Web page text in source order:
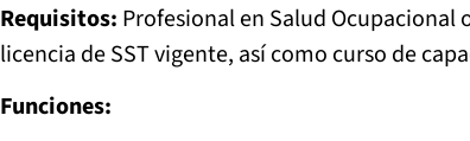
Requisitos: Profesional en Salud Ocupacional
licencia de SST vigente, así como curso de
Funciones: